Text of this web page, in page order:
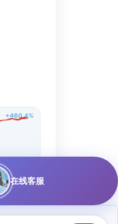
+460.4%
在线客服